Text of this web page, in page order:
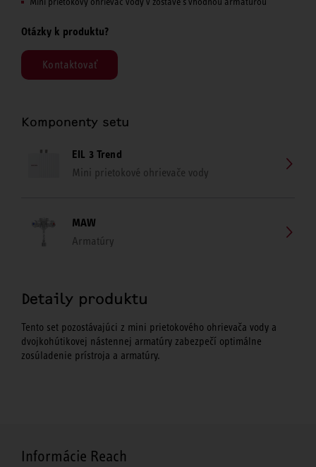
Otázky k produktu?
Kontaktovať
Komponenty setu
EIL 3 Trend
Mini prietokové ohrievače vody
MAW
Armatúry
Detaily produktu
Tento set pozostávajúci z mini prietokového ohrievača vody a
dvojkohútikovej nástennej armatúry zabezpečí optimálne
zosúladenie prístroja a armatúry.
Informácie Reach